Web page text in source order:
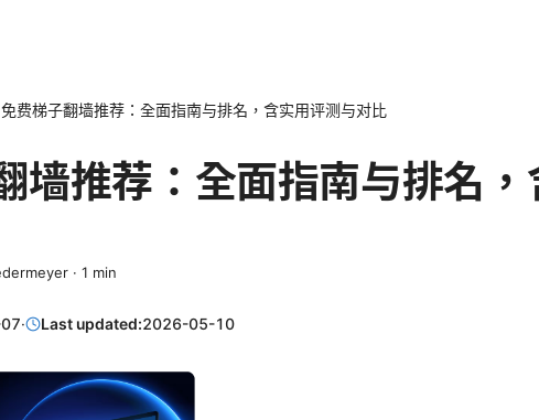
免费梯子翻墙推荐：全面指南与排名，含实用评测与对比
墙推荐：全面指南与排名，
· 1 min
· Last updated:2026-05-10